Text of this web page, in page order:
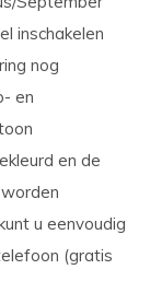
inschakelen
nog
en
en de
u eenvoudig
(gratis